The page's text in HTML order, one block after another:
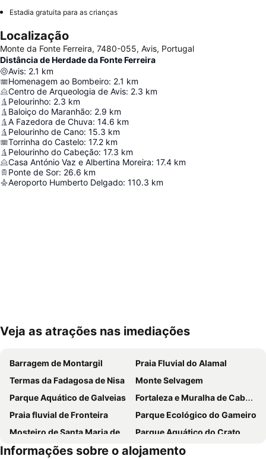
Estadia gratuita para as crianças
Localização
Monte da Fonte Ferreira, 7480-055, Avis, Portugal
Distância de Herdade da Fonte Ferreira
Avis: 2.1 km
Homenagem ao Bombeiro: 2.1 km
Centro de Arqueologia de Avis: 2.3 km
Pelourinho: 2.3 km
Baloiço do Maranhão: 2.9 km
A Fazedora de Chuva: 14.6 km
Pelourinho de Cano: 15.3 km
Torrinha do Castelo: 17.2 km
Pelourinho do Cabeção: 17.3 km
Casa António Vaz e Albertina Moreira: 17.4 km
Ponte de Sor: 26.6 km
Aeroporto Humberto Delgado: 110.3 km
Ampliar mapa
Veja as atrações nas imediações
Barragem de Montargil
Praia Fluvial do Alamal
Termas da Fadagosa de Nisa
Monte Selvagem
Parque Aquático de Galveias
Fortaleza e Muralha de Cabeço de Vide
Praia fluvial de Fronteira
Parque Ecológico do Gameiro
Mosteiro de Santa Maria de Flor da Rosa
Parque Aquático do Crato
Castelo de Évoramonte
Fluvial de Ortiga
Informações sobre o alojamento